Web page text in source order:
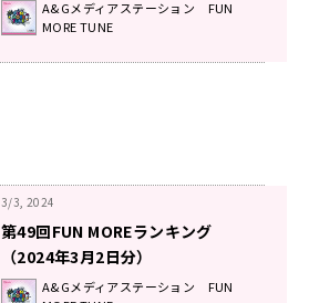
A&Gメディアステーション FUN
MORE TUNE
3/3, 2024
第49回FUN MOREランキング
（2024年3月2日分）
A&Gメディアステーション FUN